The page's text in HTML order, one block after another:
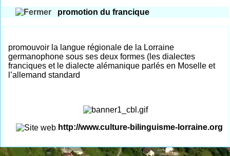
promotion du francique
promouvoir la langue régionale de la Lorraine
germanophone sous ses deux formes (les dialectes
franciques et le dialecte alémanique parlés en Moselle et
l’allemand standard
http://www.culture-bilinguisme-lorraine.org